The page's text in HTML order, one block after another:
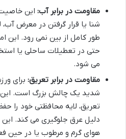
مقاومت در برابر آب: این
شنا یا قرار گرفتن در معرض
طور کامل از بین نمی رود. این
حتی در تعطیلات ساحلی یا
می شود.
مقاومت در برابر تعریق: برای
شدید یک چالش بزرگ است. این
تعریق، لایه محافظتی خود را
دلیل عرق جلوگیری می کند.
هوای گرم و مرطوب یا در حین